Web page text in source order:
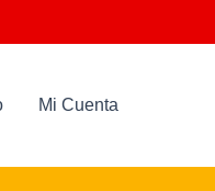
Mi Cuenta